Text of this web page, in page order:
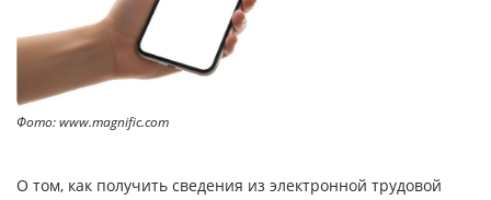
Фото: www.magnific.com
О том, как получить сведения из электронной трудовой